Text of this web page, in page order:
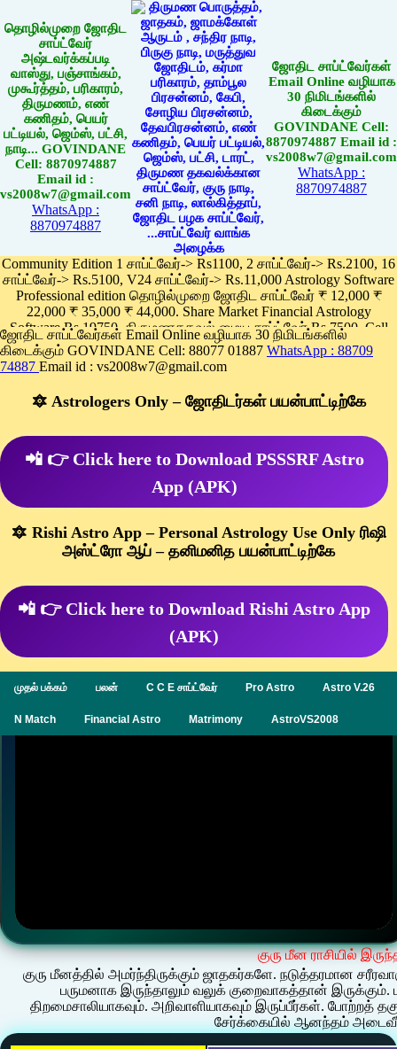
தொழில்முறை ஜோதிட
சாப்ட்வேர்
அஷ்டவர்க்கப்படி
வாஸ்து, பஞ்சாங்கம்,
முகூர்த்தம், பரிகாரம்,
திருமணம், எண்
கணிதம், பெயர்
பட்டியல், ஜெம்ஸ், பட்சி,
நாடி... GOVINDANE
Cell: 8870974887
Email id :
vs2008w7@gmail.com
WhatsApp :
8870974887
ஜோதிட சாப்ட்வேர்கள்
Email Online வழியாக
30 நிமிடங்களில்
கிடைக்கும்
GOVINDANE Cell:
8870974887 Email id :
vs2008w7@gmail.com
WhatsApp :
8870974887
Community Edition 1 சாப்ட்வேர்-> Rs1100, 2 சாப்ட்வேர்-> Rs.2100, 16
சாப்ட்வேர்-> Rs.5100, V24 சாப்ட்வேர்-> Rs.11,000 Astrology Software
Professional edition தொழில்முறை ஜோதிட சாப்ட்வேர் ₹ 12,000 ₹
22,000 ₹ 35,000 ₹ 44,000. Share Market Financial Astrology
Software Rs.19750, திருமணதகவல் மைய சாப்ட்வேர் Rs.7500, Cell
Phone App Rs. 1100
Pay online
ஜோதிட சாப்ட்வேர்கள் Email Online வழியாக 30 நிமிடங்களில்
கிடைக்கும் GOVINDANE Cell: 88077 01887 WhatsApp : 88709
74887 Email id : vs2008w7@gmail.com
🔯 Astrologers Only – ஜோதிடர்கள் பயன்பாட்டிற்கே
📲 👉 Click here to Download PSSSRF Astro
App (APK)
🔯 Rishi Astro App – Personal Astrology Use Only ரிஷி
அஸ்ட்ரோ ஆப் – தனிமனித பயன்பாட்டிற்கே
📲 👉 Click here to Download Rishi Astro App
(APK)
முதல் பக்கம் பலன் C C E சாப்ட்வேர் Pro Astro Astro V.26
N Match Financial Astro Matrimony AstroVS2008
குரு மீன ராசியில்
குரு மீனத்தில் அமர்ந்திருக்கும் ஜாதகர்களே. நடுத்தரமான
பருமனாக இருந்தாலும் வலுக் குறைவாகத்தான் இருக்கும்.
திறமைசாலியாகவும். அறிவாளியாகவும் இருப்பீர்கள். போற்றத்
சேர்க்கையில் ஆனந்தம்